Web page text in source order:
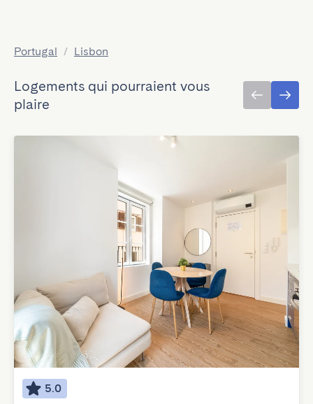
Portugal / Lisbon
Logements qui pourraient vous
plaire
5.0